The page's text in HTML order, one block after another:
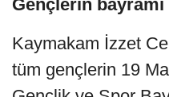
Gençlerin bayramı
Kaymakam İzzet
tüm gençlerin 19